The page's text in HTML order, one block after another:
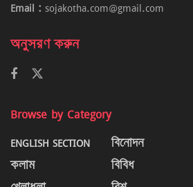
Email : sojakotha.com@gmail.com
অনুসরণ করুন
Browse by Category
ENGLISH SECTION
কলাম
বিনোদন
বিবিধ